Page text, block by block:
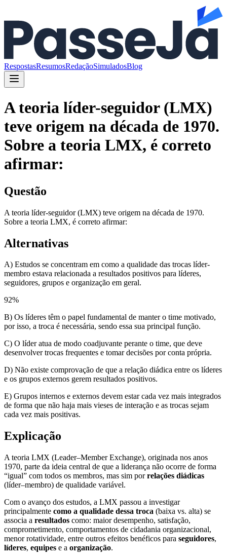
RespostasResumosRedaçãoSimuladosBlog
A teoria líder-seguidor (LMX)
teve origem na década de 1970.
Sobre a teoria LMX, é correto
afirmar:
Questão
A teoria líder-seguidor (LMX) teve origem na década de 1970.
Sobre a teoria LMX, é correto afirmar:
Alternativas
A) Estudos se concentram em como a qualidade das trocas líder-
membro estava relacionada a resultados positivos para líderes,
seguidores, grupos e organização em geral.
92%
B) Os líderes têm o papel fundamental de manter o time motivado,
por isso, a troca é necessária, sendo essa sua principal função.
C) O líder atua de modo coadjuvante perante o time, que deve
desenvolver trocas frequentes e tomar decisões por conta própria.
D) Não existe comprovação de que a relação diádica entre os líderes
e os grupos externos gerem resultados positivos.
E) Grupos internos e externos devem estar cada vez mais integrados
de forma que não haja mais vieses de interação e as trocas sejam
cada vez mais positivas.
Explicação
A teoria LMX (Leader–Member Exchange), originada nos anos
1970, parte da ideia central de que a liderança não ocorre de forma
“igual” com todos os membros, mas sim porrelações diádicas
(líder–membro) de qualidade variável.
Com o avanço dos estudos, a LMX passou a investigar
principalmente como a qualidade dessa troca (baixa vs. alta) se
associa a resultados como: maior desempenho, satisfação,
comprometimento, comportamentos de cidadania organizacional,
menor rotatividade, entre outros efeitos benéficos para seguidores,
líderes, equipes e a organização.